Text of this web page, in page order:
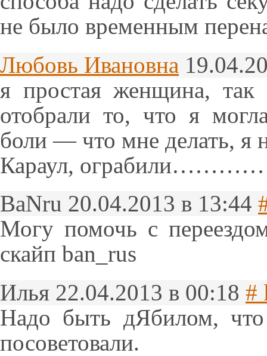
не было временным
Любовь Ивановна
я простая женщина, так
отобрали то, что я
боли — что мне делать, я
Караул,
BaNru 20.04.2013 в 13:44
Могу помочь с
скайп ban_rus
Илья 22.04.2013 в 00:18 #
Надо быть дЯбилом,
посоветовали.